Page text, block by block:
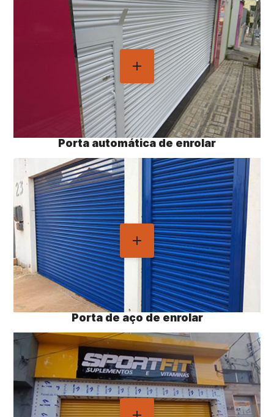
Porta automática de enrolar
Porta de aço de enrolar